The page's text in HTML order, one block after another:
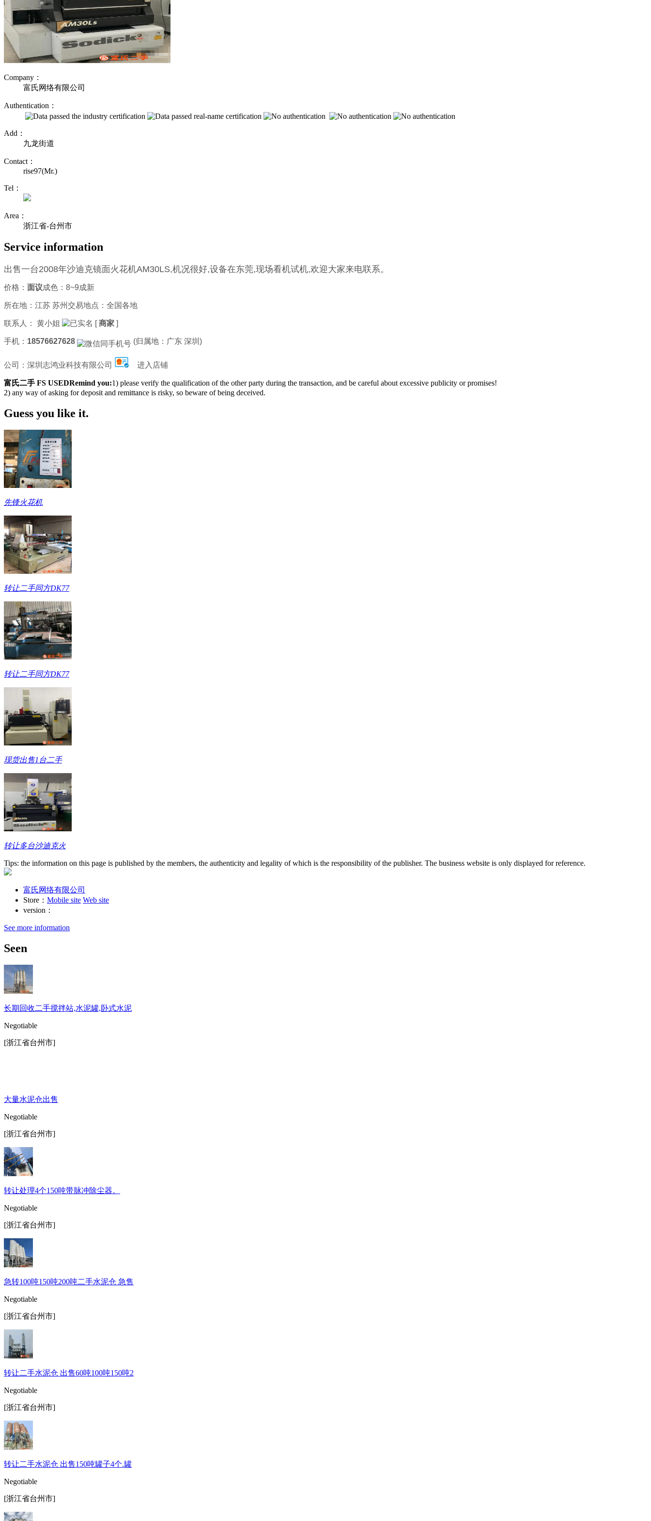
Company：
富氏网络有限公司
Authentication：
Add：
九龙街道
Contact：
rise97(Mr.)
Tel：
Area：
浙江省-台州市
Service information
出售一台2008年沙迪克镜面火花机AM30LS,机况很好,设备在东莞,现场看机试机,欢迎大家来电联系。
价格： 面议成色：8~9成新
所在地：江苏 苏州交易地点：全国各地
联系人： 黄小姐 [商家 ]
手机： 18576627628 (归属地：广东 深圳)
公司： 深圳志鸿业科技有限公司 进入店铺
富氏二手 FS USEDRemind you:1) please verify the qualification of the other party during the transaction, and be careful about excessive publicity or promises!
2) any way of asking for deposit and remittance is risky, so beware of being deceived.
Guess you like it.
先锋火花机
转让二手同方DK77
转让二手同方DK77
现货出售1台二手
转让多台沙迪克火
Tips: the information on this page is published by the members, the authenticity and legality of which is the responsibility of the publisher. The business website is only displayed for reference.
富氏网络有限公司
Store： Mobile site Web site
version：
See more information
Seen
长期回收二手搅拌站,水泥罐,卧式水泥
Negotiable
[浙江省台州市]
大量水泥仓出售
Negotiable
[浙江省台州市]
转让处理4个150吨带脉冲除尘器。
Negotiable
[浙江省台州市]
急转100吨150吨200吨二手水泥仓 急售
Negotiable
[浙江省台州市]
转让二手水泥仓 出售60吨100吨150吨2
Negotiable
[浙江省台州市]
转让二手水泥仓 出售150吨罐子4个.罐
Negotiable
[浙江省台州市]